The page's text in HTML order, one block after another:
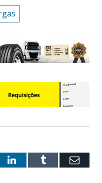
LinkedInTumblr